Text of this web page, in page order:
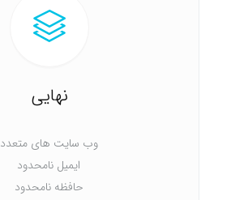
نهایی
وب سایت های متعدد
ایمیل نامحدود
حافظه نامحدود